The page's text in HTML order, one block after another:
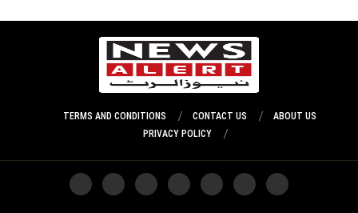
ABOUT US
CONTACT US
TERMS AND CONDITIONS
PRIVACY POLICY